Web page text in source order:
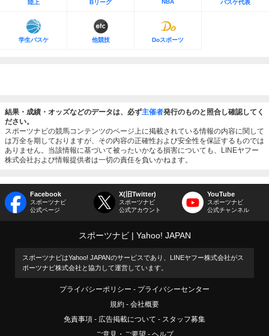
陸上 Bリーグ NBA バスケ代表
学生バスケ 他競技 Doスポーツ
結果・成績・オッズなどのデータは、必ず主催者発行のものと照合し確認してく
ださい。
スポーツナビの競馬コンテンツのページ上に掲載されている情報の内容に関して
は万全を期しておりますが、その内容の正確性および安全性を保証するものでは
ありません。当該情報に基づいて被ったいかなる損害についても、LINEヤフー
株式会社および情報提供者は一切の責任を負いかねます。
Facebook
スポーツナビ
公式ページ
X(旧Twitter)
スポーツナビ
公式アカウント
YouTube
スポーツナビ
公式チャンネル
スポーツナビ Yahoo! JAPAN
スポーツナビはYahoo! JAPANのサービスであり、LINEヤフー株式会社がス
ポーツナビ株式会社と協力して運営しています。
プライバシーポリシー
プライバシーセンター
規約
会社概要
免責事項
広告掲載について
スタッフ募集
ご意見・ご要望
ヘルプ